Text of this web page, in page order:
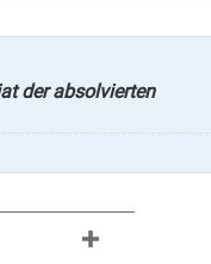
der absolvierten